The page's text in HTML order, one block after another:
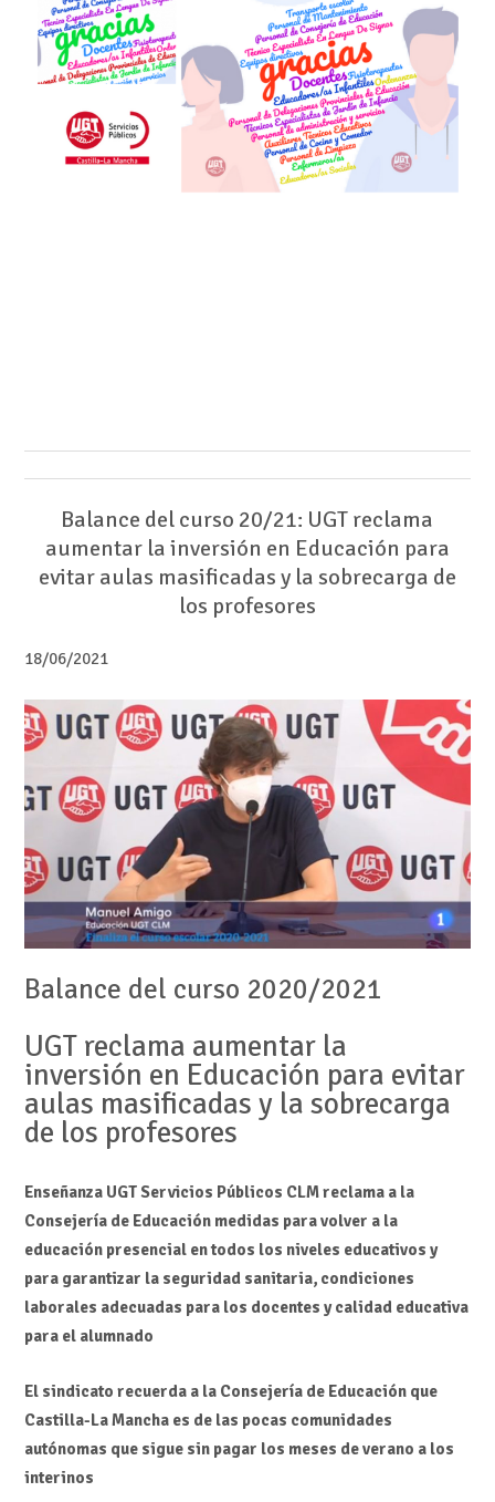
Balance del curso 20/21: UGT reclama
aumentar la inversión en Educación para
evitar aulas masificadas y la sobrecarga de
los profesores
18/06/2021
Balance del curso 2020/2021
UGT reclama aumentar la
inversión en Educación para evitar
aulas masificadas y la sobrecarga
de los profesores
Enseñanza UGT Servicios Públicos CLM reclama a la
Consejería de Educación medidas para volver a la
educación presencial en todos los niveles educativos y
para garantizar la seguridad sanitaria, condiciones
laborales adecuadas para los docentes y calidad educativa
para el alumnado
El sindicato recuerda a la Consejería de Educación que
Castilla-La Mancha es de las pocas comunidades
autónomas que sigue sin pagar los meses de verano a los
interinos